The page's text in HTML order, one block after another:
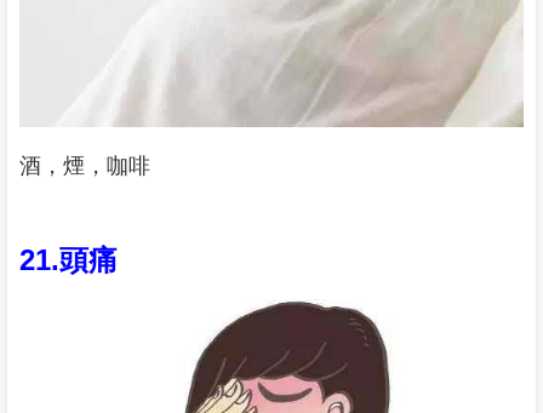
酒，煙，咖啡
21.頭痛